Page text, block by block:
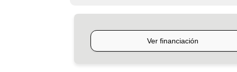
Insertos
Marco
Aluminio